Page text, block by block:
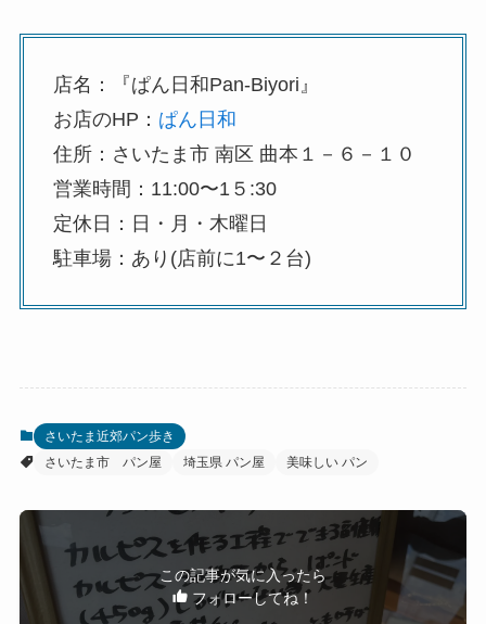
店名：『ぱん日和Pan-Biyori』
お店のHP： ぱん日和
住所：さいたま市 南区 曲本１－６－１０
営業時間：11:00〜1５:30
定休日：日・月・木曜日
駐車場：あり(店前に1〜２台)
さいたま近郊パン歩き
さいたま市 パン屋
埼玉県 パン屋 美味しい パン
この記事が気に入ったら
フォローしてね！